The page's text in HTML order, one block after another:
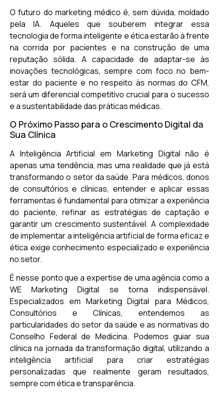
O futuro do marketing médico é, sem dúvida, moldado
pela IA. Aqueles que souberem integrar essa
tecnologia de forma inteligente e ética estarão à frente
na corrida por pacientes e na construção de uma
reputação sólida. A capacidade de adaptar-se às
inovações tecnológicas, sempre com foco no bem-
estar do paciente e no respeito às normas do CFM,
será um diferencial competitivo crucial para o sucesso
e a sustentabilidade das práticas médicas.
O Próximo Passo para o Crescimento Digital da
Sua Clínica
A Inteligência Artificial em Marketing Digital não é
apenas uma tendência, mas uma realidade que já está
transformando o setor da saúde. Para médicos, donos
de consultórios e clínicas, entender e aplicar essas
ferramentas é fundamental para otimizar a experiência
do paciente, refinar as estratégias de captação e
garantir um crescimento sustentável. A complexidade
de implementar a inteligência artificial de forma eficaz e
ética exige conhecimento especializado e experiência
no setor.
É nesse ponto que a expertise de uma agência como a
WE Marketing Digital se torna indispensável.
Especializados em Marketing Digital para Médicos,
Consultórios e Clínicas, entendemos as
particularidades do setor da saúde e as normativas do
Conselho Federal de Medicina. Podemos guiar sua
clínica na jornada da transformação digital, utilizando a
inteligência artificial para criar estratégias
personalizadas que realmente geram resultados,
sempre com ética e transparência.